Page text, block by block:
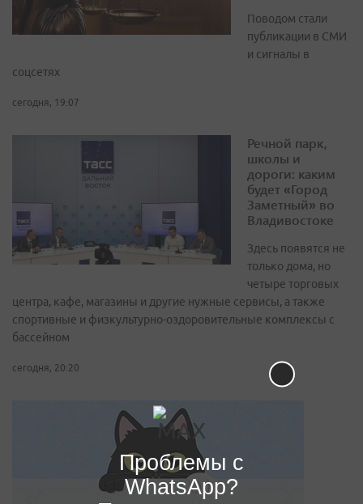
Поводом стали
публикации в СМИ
и сигналы в
соцсетях
сегодня, 19:07
Речной парк,
школы и
дороги: каким
будет «Город
Заметный» во
Владивостоке
Здесь появятся не
только дома, но
четыре торговых
центра, кафе, магазины и другие нужные сервисы, а также
спортивные и физкультурно-оздоровительные комплексы с
бассейном
сегодня, 20:20
Проблемы с
WhatsApp?